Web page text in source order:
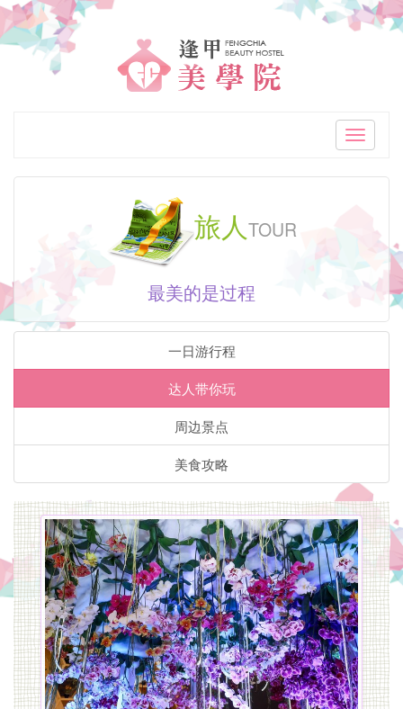
「逢
甲
院
高
CP
致
住
宿
主
题
套
房」
步
Toggle
旅人TOUR
最美的是过程
一日游行程
达人带你玩
周边景点
美食攻略